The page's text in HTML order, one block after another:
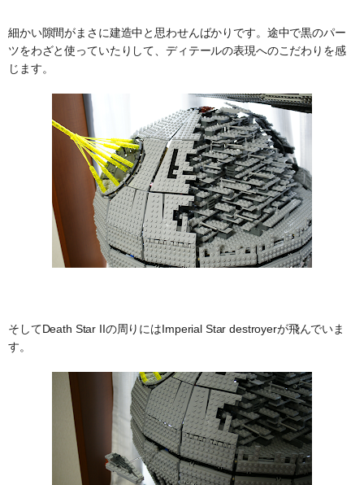
細かい隙間がまさに建造中と思わせんばかりです。途中で黒のパー
ツをわざと使っていたりして、ディテールの表現へのこだわりを感
じます。
そしてDeath Star IIの周りにはImperial Star destroyerが飛んでいま
す。